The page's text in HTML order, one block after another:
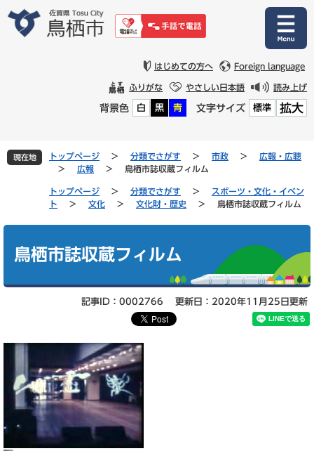
文
はじめての方へ Foreign language
ふりがな やさしい日本語 読み上げ
背景色 白 黒 青 文字サイズ 標準 拡大
現在地 トップページ > 分類でさがす > 市政 >
広報・広聴
>
広報 > 鳥栖市誌収蔵フィルム
トップページ > 分類でさがす >
スポーツ・文化・イベン
ト
> 文化 > 文化財・歴史 > 鳥栖市誌収蔵フィルム
鳥栖市誌収蔵フィルム
記事ID：0002766 更新日：2020年11月25日更新